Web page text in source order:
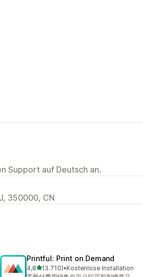
Support auf Deutsch an.
350000, CN
Printful: Print on Demand
4,8von 5 Sternen
(3.710)
3710 Rezensionen insgesamt
•Kostenlose Installation